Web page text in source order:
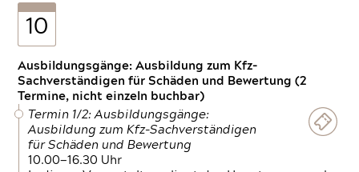
10
Ausbildungsgänge: Ausbildung zum Kfz-
Sachverständigen für Schäden und Bewertung (2
Termine, nicht einzeln buchbar)
Termin 1/2: Ausbildungsgänge:
Ausbildung zum Kfz-Sachverständigen
für Schäden und Bewertung
10.00—16.30 Uhr